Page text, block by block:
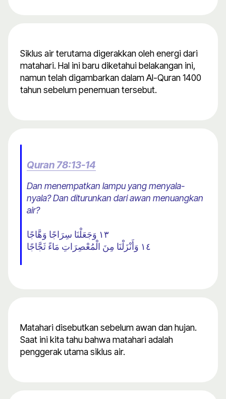
Siklus air terutama digerakkan oleh energi dari
matahari. Hal ini baru diketahui belakangan ini,
namun telah digambarkan dalam Al-Quran 1400
tahun sebelum penemuan tersebut.
Quran 78:13-14
Dan menempatkan lampu yang menyala-
nyala? Dan diturunkan dari awan menuangkan
air?
١٣ وَجَعَلْنَا سِرَاجًا وَهَّاجًا
١٤ وَأَنْزَلْنَا مِنَ الْمُعْصِرَاتِ مَاءً ثَجَّاجًا
Matahari disebutkan sebelum awan dan hujan.
Saat ini kita tahu bahwa matahari adalah
penggerak utama siklus air.